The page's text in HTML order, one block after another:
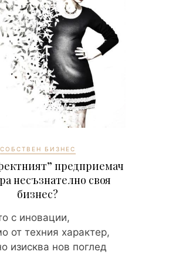
СОБСТВЕН БИЗНЕС
предприемач
несъзнателно своя
бизнес?
с иновации,
от техния характер,
изисква нов поглед